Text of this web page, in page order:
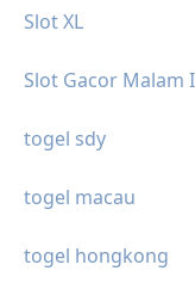
Slot XL
Slot Gacor Malam
togel sdy
togel macau
togel hongkong